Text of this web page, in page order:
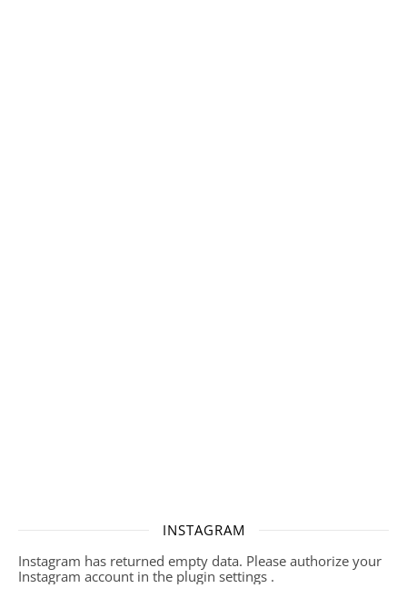
INSTAGRAM
Instagram has returned empty data. Please authorize your
Instagram account in the plugin settings .